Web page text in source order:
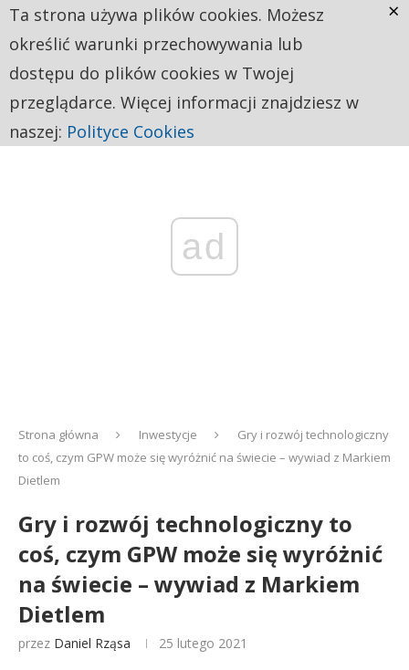
ad
Strona główna Inwestycje
Gry i rozwój technologiczny
to coś, czym GPW może się wyróżnić na świecie – wywiad z Markiem
Dietlem
Gry i rozwój technologiczny to
coś, czym GPW może się wyróżnić
na świecie – wywiad z Markiem
Dietlem
przez Daniel Rząsa 25 lutego 2021
Ta strona używa plików cookies. Możesz
określić warunki przechowywania lub
dostępu do plików cookies w Twojej
przeglądarce. Więcej informacji znajdziesz w
naszej: Polityce Cookies
×